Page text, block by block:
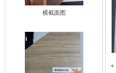
横截面图